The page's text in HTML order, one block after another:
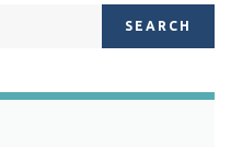
SEARCH